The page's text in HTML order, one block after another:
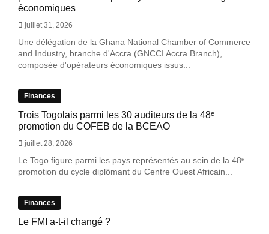
économiques
juillet 31, 2026
Une délégation de la Ghana National Chamber of Commerce
and Industry, branche d'Accra (GNCCI Accra Branch),
composée d'opérateurs économiques issus...
Finances
Trois Togolais parmi les 30 auditeurs de la 48ᵉ
promotion du COFEB de la BCEAO
juillet 28, 2026
Le Togo figure parmi les pays représentés au sein de la 48ᵉ
promotion du cycle diplômant du Centre Ouest Africain...
Finances
Le FMI a-t-il changé ?